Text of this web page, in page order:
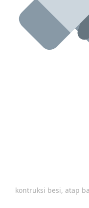
kontruksi besi, atap